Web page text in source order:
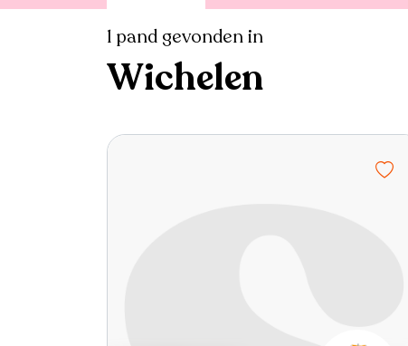
1 pand gevonden in
Wichelen